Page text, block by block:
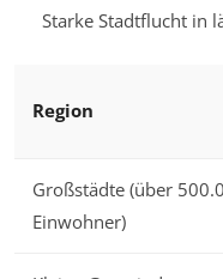
Starke Stadtflucht in
Region
Großstädte (über
Einwohner)